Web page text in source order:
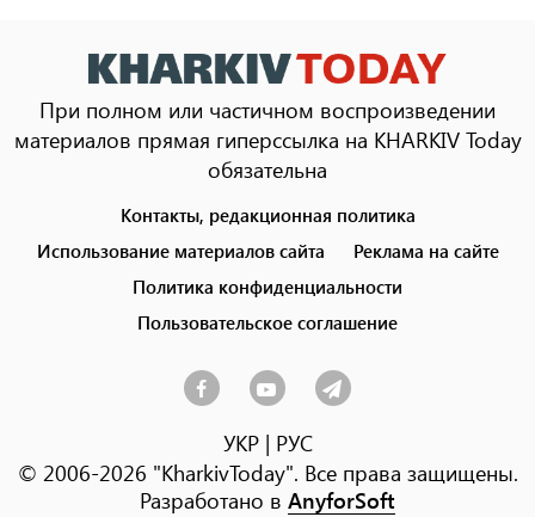
При полном или частичном воспроизведении
материалов прямая гиперссылка на KHARKIV Today
обязательна
menu
Контакты, редакционная политика
Использование материалов сайта
Реклама на сайте
Политика конфиденциальности
Пользовательское соглашение
УКР| РУС
© 2006-2026 "KharkivToday". Все права защищены.
Разработано в AnyforSoft